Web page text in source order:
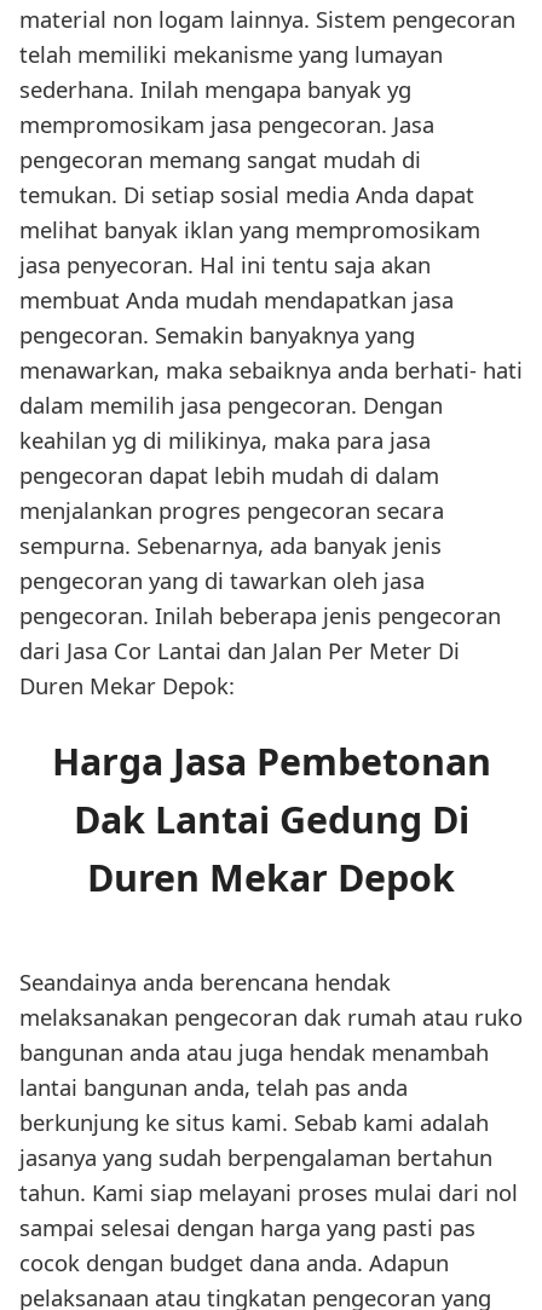
material non logam lainnya. Sistem pengecoran
telah memiliki mekanisme yang lumayan
sederhana. Inilah mengapa banyak yg
mempromosikam jasa pengecoran. Jasa
pengecoran memang sangat mudah di
temukan. Di setiap sosial media Anda dapat
melihat banyak iklan yang mempromosikam
jasa penyecoran. Hal ini tentu saja akan
membuat Anda mudah mendapatkan jasa
pengecoran. Semakin banyaknya yang
menawarkan, maka sebaiknya anda berhati- hati
dalam memilih jasa pengecoran. Dengan
keahilan yg di milikinya, maka para jasa
pengecoran dapat lebih mudah di dalam
menjalankan progres pengecoran secara
sempurna. Sebenarnya, ada banyak jenis
pengecoran yang di tawarkan oleh jasa
pengecoran. Inilah beberapa jenis pengecoran
dari Jasa Cor Lantai dan Jalan Per Meter Di
Duren Mekar Depok:
Harga Jasa Pembetonan
Dak Lantai Gedung Di
Duren Mekar Depok
Seandainya anda berencana hendak
melaksanakan pengecoran dak rumah atau ruko
bangunan anda atau juga hendak menambah
lantai bangunan anda, telah pas anda
berkunjung ke situs kami. Sebab kami adalah
jasanya yang sudah berpengalaman bertahun
tahun. Kami siap melayani proses mulai dari nol
sampai selesai dengan harga yang pasti pas
cocok dengan budget dana anda. Adapun
pelaksanaan atau tingkatan pengecoran yang